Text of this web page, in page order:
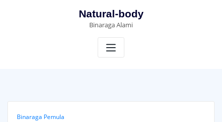
Natural-body
Binaraga Alami
Binaraga Pemula